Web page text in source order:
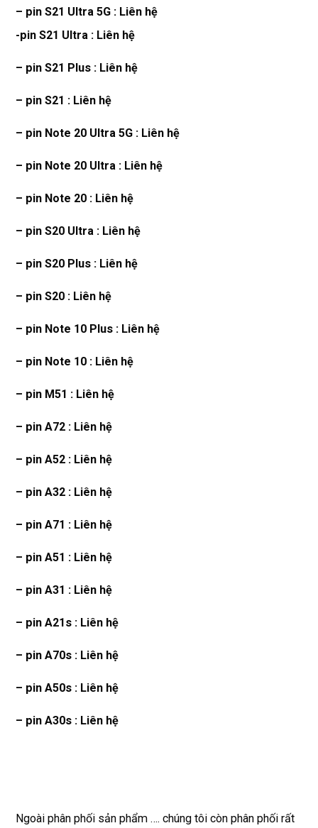
– pin S21 Ultra 5G : Liên hệ
-pin S21 Ultra : Liên hệ
– pin S21 Plus : Liên hệ
– pin S21 : Liên hệ
– pin Note 20 Ultra 5G : Liên hệ
– pin Note 20 Ultra : Liên hệ
– pin Note 20 : Liên hệ
– pin S20 Ultra : Liên hệ
– pin S20 Plus : Liên hệ
– pin S20 : Liên hệ
– pin Note 10 Plus : Liên hệ
– pin Note 10 : Liên hệ
– pin M51 : Liên hệ
– pin A72 : Liên hệ
– pin A52 : Liên hệ
– pin A32 : Liên hệ
– pin A71 : Liên hệ
– pin A51 : Liên hệ
– pin A31 : Liên hệ
– pin A21s : Liên hệ
– pin A70s : Liên hệ
– pin A50s : Liên hệ
– pin A30s : Liên hệ
Ngoài phân phối sản phẩm …. chúng tôi còn phân phối rất